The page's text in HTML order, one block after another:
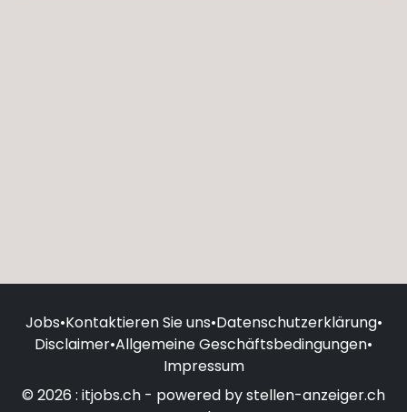
Jobs•Kontaktieren Sie uns•Datenschutzerklärung•
Disclaimer•Allgemeine Geschäftsbedingungen•
Impressum
© 2026 : itjobs.ch - powered by stellen-anzeiger.ch